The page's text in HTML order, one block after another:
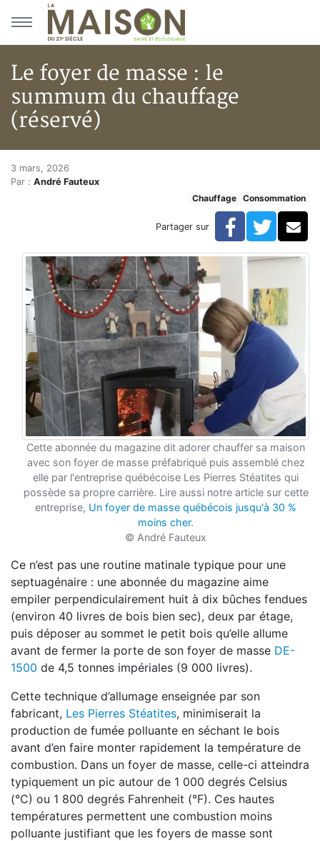
Aller au menu principal
Aller au contenu principal
Le foyer de masse : le
summum du chauffage
(réservé)
Accueil
Articles réservés
Le foyer de masse : le summum du chauffage
Le foyer de masse : le
3 mars, 2026
Par : André Fauteux
Chauffage
Consommation
Partager sur Facebook
Cette abonnée du magazine dit adorer chauffer sa maison
avec son foyer de masse préfabriqué puis assemblé chez
elle par l'entreprise québécoise Les Pierres Stéatites qui
possède sa propre carrière. Lire aussi notre article sur cette
entreprise, Un foyer de masse québécois jusqu'à 30 %
moins cher.
© André Fauteux
Ce n’est pas une routine matinale typique pour une
septuagénaire : une abonnée du magazine aime
empiler perpendiculairement huit à dix bûches fendues
(environ 40 livres de bois bien sec), deux par étage,
puis déposer au sommet le petit bois qu’elle allume
avant de fermer la porte de son foyer de masse DE-
1500 de 4,5 tonnes impériales (9 000 livres).
Cette technique d’allumage enseignée par son
fabricant, Les Pierres Stéatites, minimiserait la
production de fumée polluante en séchant le bois
avant d’en faire monter rapidement la température de
combustion. Dans un foyer de masse, celle-ci atteindra
typiquement un pic autour de 1 000 degrés Celsius
(°C) ou 1 800 degrés Fahrenheit (°F). Ces hautes
températures permettent une combustion moins
polluante justifiant que les foyers de masse sont